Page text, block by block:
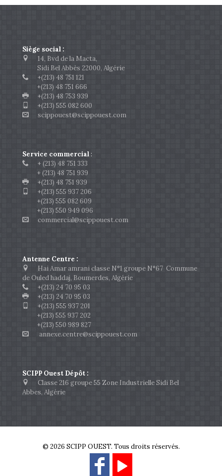
Siège social :
14, Bvd de la Macta,
Sidi Bel Abbès 22000, Algérie
+(213) 48 751 121
+(213) 48 751 666
+(213) 48 753 939
+(213) 555 082 600
scippouest@scippouest.com
Service commercial:
+ (213) 48 751 333
+ (213) 48 751 939
+(213) 48 751 939
+(213) 555 937 206
+(213) 555 082 609
+(213) 550 949 096
commercial@scippouest.com
Antenne Centre :
Hai Amar amrani classe N°1 groupe N°67 Commune
de Ouled haddaj, Boumerdes, Algérie
+(213) 24 70 95 03
+(213) 24 70 95 03
+(213) 555 937 201
+(213) 555 937 202
+(213) 550 989 827
annexe.centre@scippouest.com
SCIPP Ouest Dépôt :
Classe 216 groupe 55 Zone Industrielle Sidi Bel
Abbes, Algérie
© 2026 SCIPP OUEST. Tous droits réservés.